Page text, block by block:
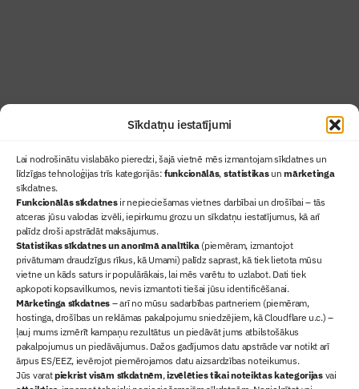
Sīkdatņu iestatījumi
Lai nodrošinātu vislabāko pieredzi, šajā vietnē mēs izmantojam sīkdatnes un
līdzīgas tehnoloģijas trīs kategorijās: funkcionālās, statistikasunmārketinga
sīkdatnes.
Funkcionālās sīkdatnesir nepieciešamas vietnes darbībai un drošībai – tās
atceras jūsu valodas izvēli, iepirkumu grozu un sīkdatņu iestatījumus, kā arī
palīdz droši apstrādāt maksājumus.
Statistikas sīkdatnes un anonīmā analītika(piemēram, izmantojot
privātumam draudzīgus rīkus, kā Umami) palīdz saprast, kā tiek lietota mūsu
vietne un kāds saturs ir populārākais, lai mēs varētu to uzlabot. Dati tiek
apkopoti kopsavilkumos, nevis izmantoti tiešai jūsu identificēšanai.
Mārketinga sīkdatnes – arī no mūsu sadarbības partneriem (piemēram,
hostinga, drošības un reklāmas pakalpojumu sniedzējiem, kā Cloudflare u.c.) –
ļauj mums izmērīt kampaņu rezultātus un piedāvāt jums atbilstošākus
pakalpojumus un piedāvājumus. Dažos gadījumos datu apstrāde var notikt arī
ārpus ES/EEZ, ievērojot piemērojamos datu aizsardzības noteikumus.
Jūs varatpiekrist visām sīkdatnēm,izvēlēties tikai noteiktas kategorijasvai
Ziņas
Sertifikācija
Žurnāls "Būvinženieris"
Būvindustrijas balvas
Par mums
+371 67845910
+371 26461816
lbs@blbs.lv